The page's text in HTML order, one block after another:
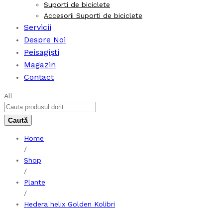
Suporti de biciclete
Accesorii Suporti de biciclete
Servicii
Despre Noi
Peisagiști
Magazin
Contact
All
Home
/
Shop
/
Plante
/
Hedera helix Golden Kolibri